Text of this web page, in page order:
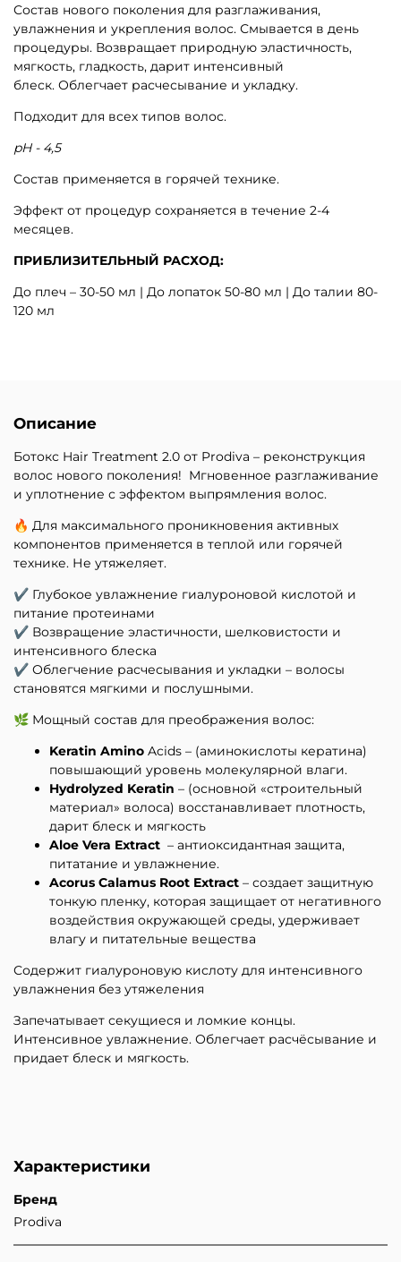
Состав нового поколения для разглаживания,
увлажнения и укрепления волос. Смывается в день
процедуры. Возвращает природную эластичность,
мягкость, гладкость, дарит интенсивный
блеск. Облегчает расчесывание и укладку.
Подходит для всех типов волос.
pH - 4,5
Состав применяется в горячей технике.
Эффект от процедур сохраняется в течение 2-4
месяцев.
ПРИБЛИЗИТЕЛЬНЫЙ РАСХОД:
До плеч – 30-50 мл | До лопаток 50-80 мл | До талии 80-
120 мл
Описание
Ботокс Hair Treatment 2.0 от Prodiva – реконструкция
волос нового поколения! Мгновенное разглаживание
и уплотнение с эффектом выпрямления волос.
🔥 Для максимального проникновения активных
компонентов применяется в теплой или горячей
технике. Не утяжеляет.
✔️ Глубокое увлажнение гиалуроновой кислотой и
питание протеинами
✔️ Возвращение эластичности, шелковистости и
интенсивного блеска
✔️ Облегчение расчесывания и укладки – волосы
становятся мягкими и послушными.
🌿 Мощный состав для преображения волос:
Keratin Amino Acids – (аминокислоты кератина)
повышающий уровень молекулярной влаги.
Hydrolyzed Keratin – (основной «строительный
материал» волоса) восстанавливает плотность,
дарит блеск и мягкость
Aloe Vera Extract – антиоксидантная защита,
питатание и увлажнение.
Acorus Calamus Root Extract – создает защитную
тонкую пленку, которая защищает от негативного
воздействия окружающей среды, удерживает
влагу и питательные вещества
Содержит гиалуроновую кислоту для интенсивного
увлажнения без утяжеления
Запечатывает секущиеся и ломкие концы.
Интенсивное увлажнение. Облегчает расчёсывание и
придает блеск и мягкость.
Характеристики
Бренд
Prodiva